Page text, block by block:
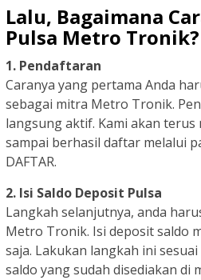
Lalu, Bagaimana
Pulsa Metro Tronik?
1. Pendaftaran
Caranya yang pertama Anda
sebagai mitra Metro Tronik.
langsung aktif. Kami akan terus
sampai berhasil daftar melalui
DAFTAR.
2. Isi Saldo Deposit Pulsa
Langkah selanjutnya, anda
Metro Tronik. Isi deposit saldo
saja. Lakukan langkah ini
saldo yang sudah disediakan di